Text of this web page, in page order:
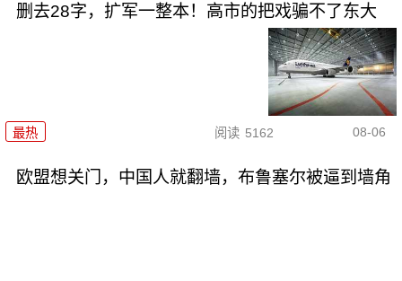
删去28字，扩军一整本！高市的把戏骗不了东大
最热 阅读 5162 08-06
欧盟想关门，中国人就翻墙，布鲁塞尔被逼到墙角